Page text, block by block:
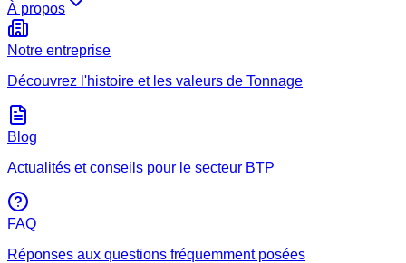
À propos
Notre entreprise
Découvrez l'histoire et les valeurs de Tonnage
Blog
Actualités et conseils pour le secteur BTP
FAQ
Réponses aux questions fréquemment posées